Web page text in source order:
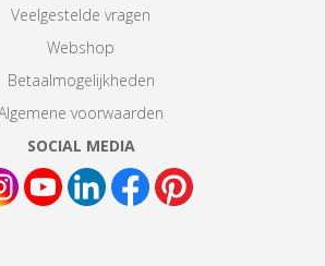
Veelgestelde vragen
Webshop
Betaalmogelijkheden
voorwaarden
SOCIAL MEDIA